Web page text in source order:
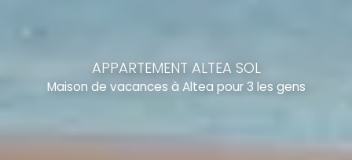
APPARTEMENT ALTEA SOL
Maison de vacances à Altea pour 3 les gens